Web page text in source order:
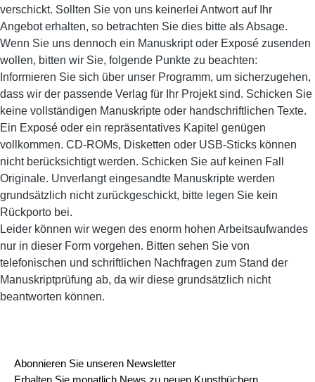
verschickt. Sollten Sie von uns keinerlei Antwort auf Ihr
Angebot erhalten, so betrachten Sie dies bitte als Absage.
Wenn Sie uns dennoch ein Manuskript oder Exposé zusenden
wollen, bitten wir Sie, folgende Punkte zu beachten:
Informieren Sie sich über unser Programm, um sicherzugehen,
dass wir der passende Verlag für Ihr Projekt sind. Schicken Sie
keine vollständigen Manuskripte oder handschriftlichen Texte.
Ein Exposé oder ein repräsentatives Kapitel genügen
vollkommen. CD-ROMs, Disketten oder USB-Sticks können
nicht berücksichtigt werden. Schicken Sie auf keinen Fall
Originale. Unverlangt eingesandte Manuskripte werden
grundsätzlich nicht zurückgeschickt, bitte legen Sie kein
Rückporto bei.
Leider können wir wegen des enorm hohen Arbeitsaufwandes
nur in dieser Form vorgehen. Bitten sehen Sie von
telefonischen und schriftlichen Nachfragen zum Stand der
Manuskriptprüfung ab, da wir diese grundsätzlich nicht
beantworten können.
Abonnieren Sie unseren Newsletter
Erhalten Sie monatlich News zu neuen Kunstbüchern